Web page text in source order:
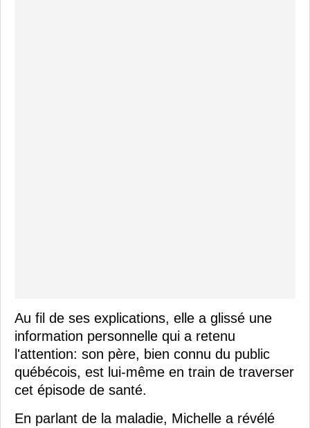
Au fil de ses explications, elle a glissé une
information personnelle qui a retenu
l'attention: son père, bien connu du public
québécois, est lui-même en train de traverser
cet épisode de santé.
En parlant de la maladie, Michelle a révélé